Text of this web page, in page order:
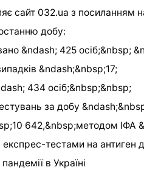
сайт 032.ua з посиланням
добу:
&ndash; 425 осіб;&nbsp;
&ndash;&nbsp;17;
434 осіб;&nbsp;&nbsp;
за добу
642,&nbsp;методом ІФА
тестами на антиген
в Україні